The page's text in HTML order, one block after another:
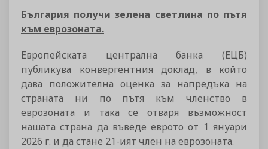
България получи зелена светлина по пътя
към еврозоната.
Европейската централна банка (ЕЦБ)
публикува конвергентния доклад, в който
дава положителна оценка за напредъка на
страната ни по пътя към членство в
еврозоната и така се отваря възможност
нашата страна да въведе еврото от 1 януари
2026 г. и да стане 21-ият член на еврозоната.